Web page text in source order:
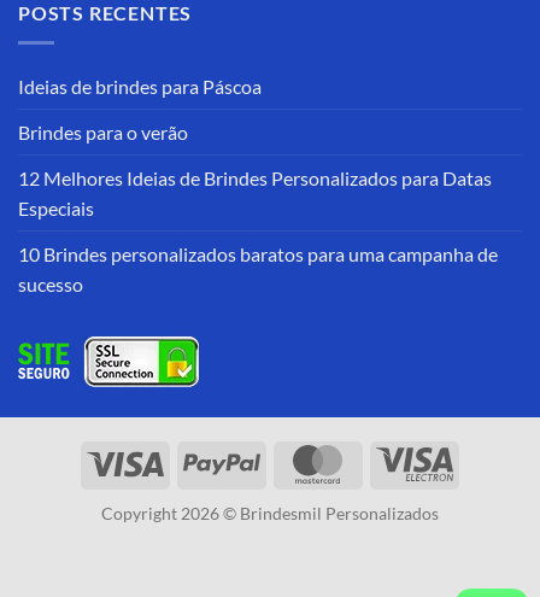
POSTS RECENTES
Ideias de brindes para Páscoa
Brindes para o verão
12 Melhores Ideias de Brindes Personalizados para Datas
Especiais
10 Brindes personalizados baratos para uma campanha de
sucesso
Copyright 2026 © Brindesmil Personalizados